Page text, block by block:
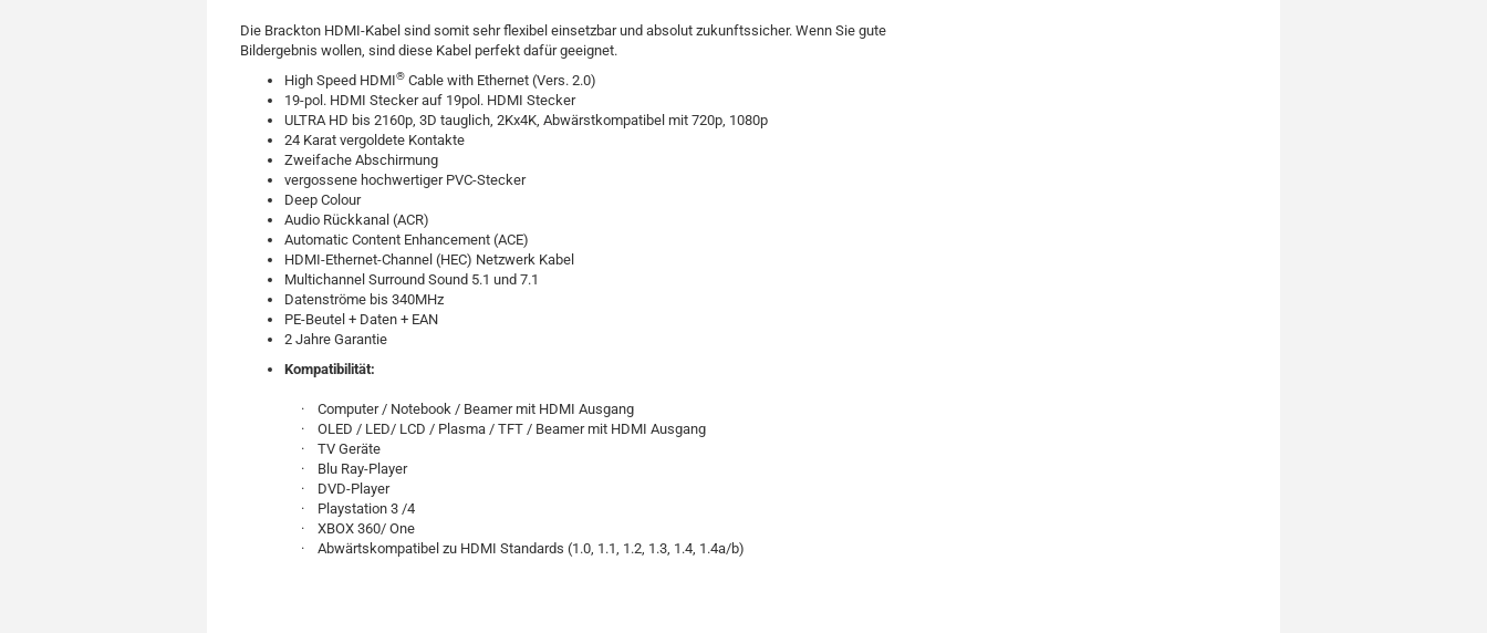
Die Brackton HDMI-Kabel sind somit sehr flexibel einsetzbar und absolut zukunftssicher. Wenn Sie gute
Bildergebnis wollen, sind diese Kabel perfekt dafür geeignet.
High Speed HDMI® Cable with Ethernet (Vers. 2.0)
19-pol. HDMI Stecker auf 19pol. HDMI Stecker
ULTRA HD bis 2160p, 3D tauglich, 2Kx4K, Abwärstkompatibel mit 720p, 1080p
24 Karat vergoldete Kontakte
Zweifache Abschirmung
vergossene hochwertiger PVC-Stecker
Deep Colour
Audio Rückkanal (ACR)
Automatic Content Enhancement (ACE)
HDMI-Ethernet-Channel (HEC) Netzwerk Kabel
Multichannel Surround Sound 5.1 und 7.1
Datenströme bis 340MHz
PE-Beutel + Daten + EAN
2 Jahre Garantie
Kompatibilität:
· Computer / Notebook / Beamer mit HDMI Ausgang
· OLED / LED/ LCD / Plasma / TFT / Beamer mit HDMI Ausgang
· TV Geräte
· Blu Ray-Player
· DVD-Player
· Playstation 3 /4
· XBOX 360/ One
· Abwärtskompatibel zu HDMI Standards (1.0, 1.1, 1.2, 1.3, 1.4, 1.4a/b)